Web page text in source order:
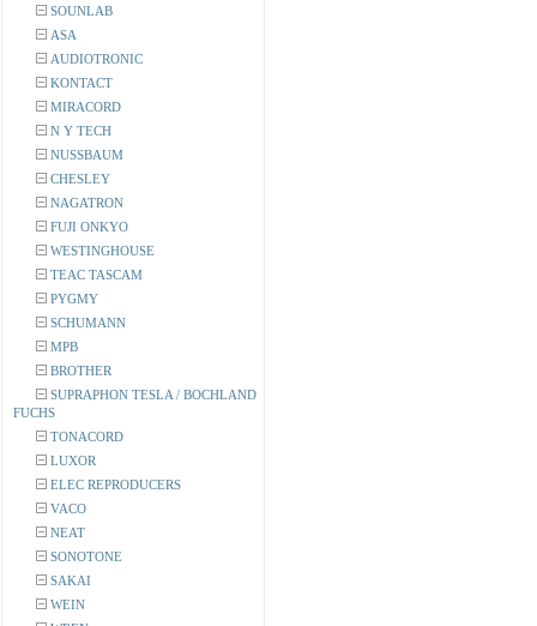
SOUNLAB
ASA
AUDIOTRONIC
KONTACT
MIRACORD
N Y TECH
NUSSBAUM
CHESLEY
NAGATRON
FUJI ONKYO
WESTINGHOUSE
TEAC TASCAM
PYGMY
SCHUMANN
MPB
BROTHER
SUPRAPHON TESLA / BOCHLAND
FUCHS
TONACORD
LUXOR
ELEC REPRODUCERS
VACO
NEAT
SONOTONE
SAKAI
WEIN